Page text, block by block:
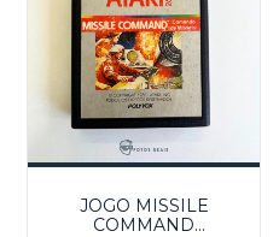
JOGO MISSILE
COMMAND